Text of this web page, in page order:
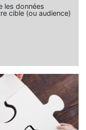
les données
cible (ou audience)